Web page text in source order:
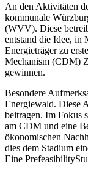
An den Aktivitäten
kommunale
(WVV). Diese
entstand die Idee, in
Energieträger zu
Mechanism (CDM)
gewinnen.
Besondere
Energiewald. Diese
beitragen. Im Fokus
am CDM und eine
ökonomischen
dies dem Stadium
Eine